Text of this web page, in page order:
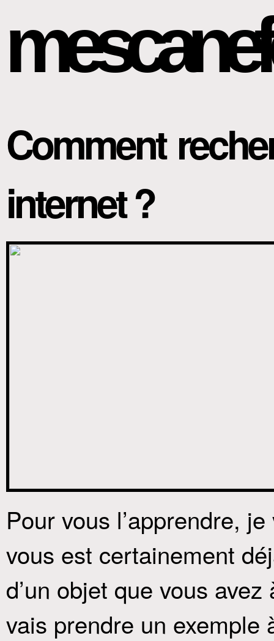
Comment
internet ?
Pour vous l’apprendre,
vous est certainement
d’un objet que vous
vais prendre un exemple